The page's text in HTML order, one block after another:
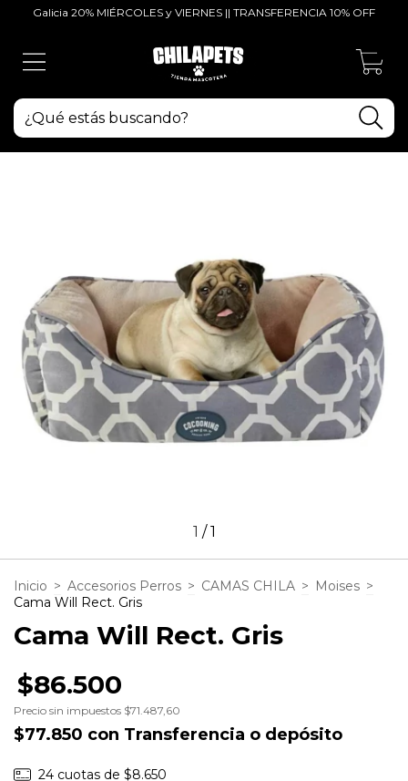
Galicia 20% MIÉRCOLES y VIERNES || TRANSFERENCIA 10% OFF
1 /1
Inicio > Accesorios Perros > CAMAS CHILA > Moises >
Cama Will Rect. Gris
Cama Will Rect. Gris
$86.500
Precio sin impuestos $71.487,60
$77.850 con Transferencia o depósito
24 cuotas de $8.650